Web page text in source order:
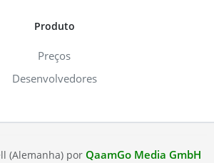
Produto
Preços
Desenvolvedores
(Alemanha) por QaamGo Media GmbH